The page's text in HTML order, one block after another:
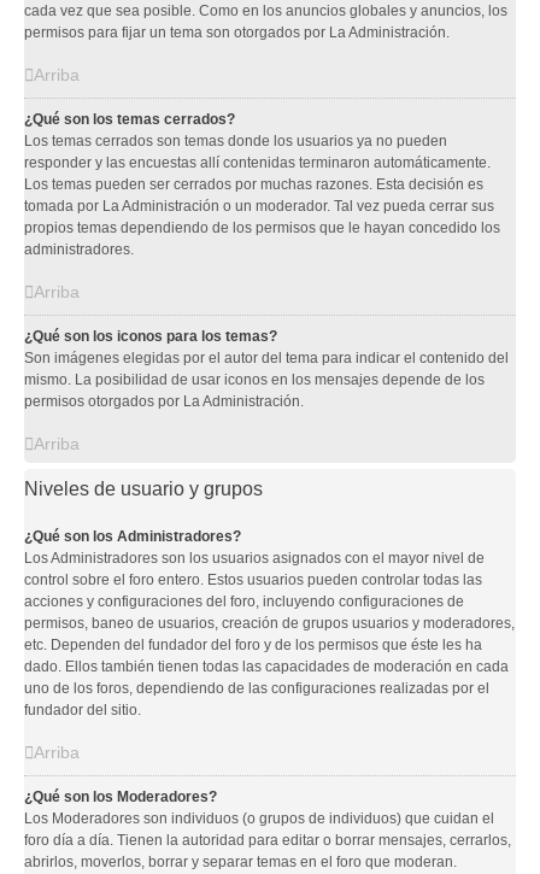
cada vez que sea posible. Como en los anuncios globales y anuncios, los
permisos para fijar un tema son otorgados por La Administración.
Arriba
¿Qué son los temas cerrados?
Los temas cerrados son temas donde los usuarios ya no pueden
responder y las encuestas allí contenidas terminaron automáticamente.
Los temas pueden ser cerrados por muchas razones. Esta decisión es
tomada por La Administración o un moderador. Tal vez pueda cerrar sus
propios temas dependiendo de los permisos que le hayan concedido los
administradores.
Arriba
¿Qué son los iconos para los temas?
Son imágenes elegidas por el autor del tema para indicar el contenido del
mismo. La posibilidad de usar iconos en los mensajes depende de los
permisos otorgados por La Administración.
Arriba
Niveles de usuario y grupos
¿Qué son los Administradores?
Los Administradores son los usuarios asignados con el mayor nivel de
control sobre el foro entero. Estos usuarios pueden controlar todas las
acciones y configuraciones del foro, incluyendo configuraciones de
permisos, baneo de usuarios, creación de grupos usuarios y moderadores,
etc. Dependen del fundador del foro y de los permisos que éste les ha
dado. Ellos también tienen todas las capacidades de moderación en cada
uno de los foros, dependiendo de las configuraciones realizadas por el
fundador del sitio.
Arriba
¿Qué son los Moderadores?
Los Moderadores son individuos (o grupos de individuos) que cuidan el
foro día a día. Tienen la autoridad para editar o borrar mensajes, cerrarlos,
abrirlos, moverlos, borrar y separar temas en el foro que moderan.